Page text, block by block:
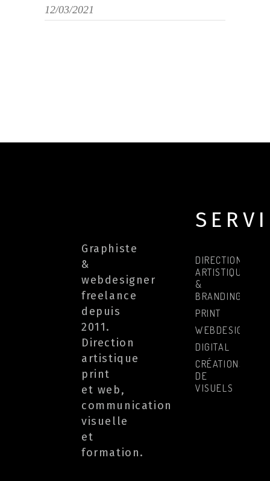
12/03/2021
Graphiste
&
webdesigner
freelance
depuis
2011.
Direction
artistique
print
et web,
communication
visuelle
et
formation.
DIRECTION
ARTISTIQUE
&
BRANDING
PRINT
WEBDESIGN
DIGITAL
CRÉATIONS
DE
VISUELS